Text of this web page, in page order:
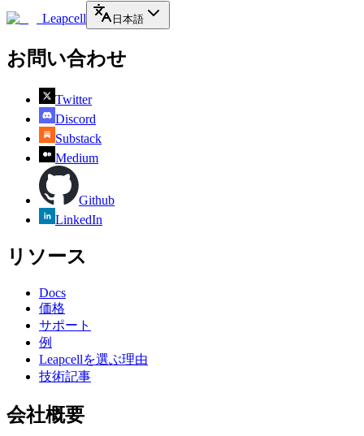
Leapcell
日本語
お問い合わせ
Twitter
Discord
Substack
Medium
Github
LinkedIn
リソース
Docs
価格
サポート
例
Leapcellを選ぶ理由
技術記事
会社概要